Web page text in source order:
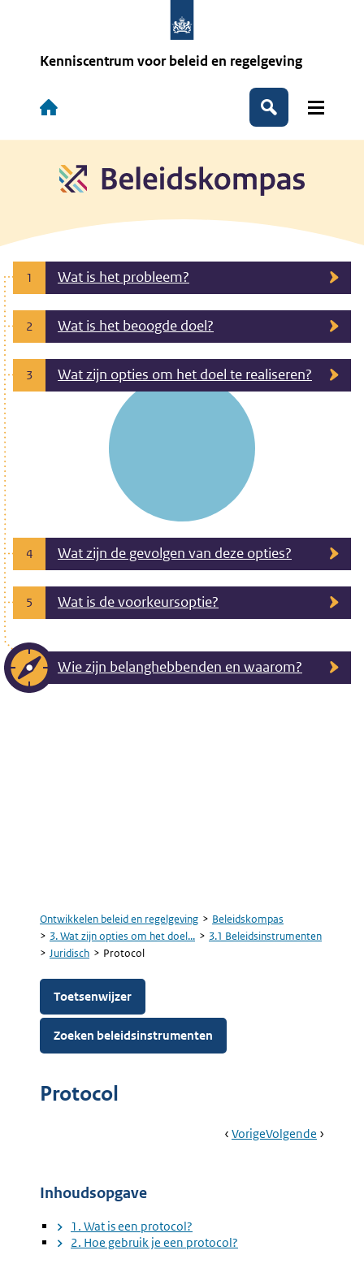
Kenniscentrum voor beleid en regelgeving
Hoofdnavigatie
Zoeken
1 Wat is het probleem?
2 Wat is het beoogde doel?
3 Wat zijn opties om het doel te realiseren?
4 Wat zijn de gevolgen van deze opties?
5 Wat is de voorkeursoptie?
Wie zijn belanghebbenden en waarom?
Kruimelpad
Ontwikkelen beleid en regelgeving
Beleidskompas
3. Wat zijn opties om het doel...
3.1 Beleidsinstrumenten
Juridisch
Protocol
Toetsenwijzer
Zoeken beleidsinstrumenten
Protocol
Book
Ga
VorigePagina:
Ga
Volgende Pagina:
Inhoudsopgave
1. Wat is een protocol?
2. Hoe gebruik je een protocol?